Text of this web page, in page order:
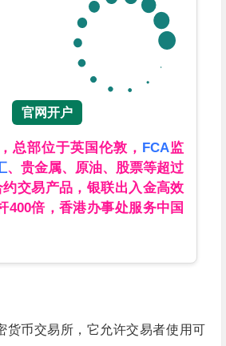
官网开户
总部位于英国伦敦， FCA监
、贵金属、原油、股票等超过
约交易产品，银联出入金高效
400倍，香港办事处服务中国
货币交易所，它允许交易者使用可